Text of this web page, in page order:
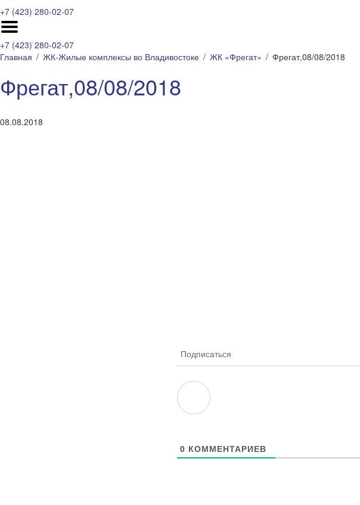
+7 (423) 280-02-07
+7 (423) 280-02-07
Главная
ЖК-Жилые комплексы во Владивостоке ЖК «Фрегат» Фрегат,08/08/2018
Фрегат,08/08/2018
08.08.2018
Подписаться
0 КОММЕНТАРИЕВ